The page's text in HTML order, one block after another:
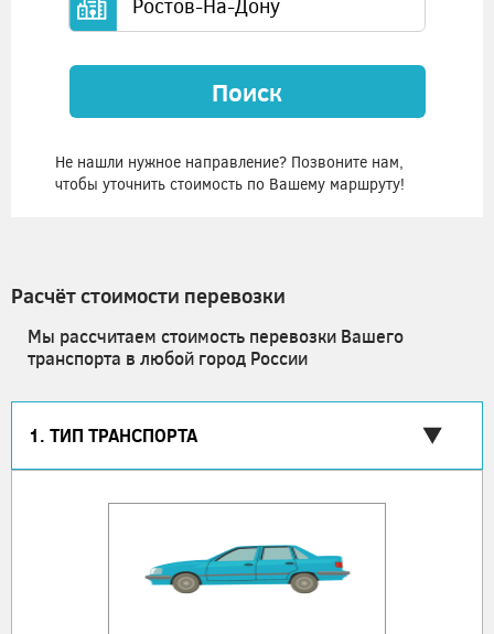
Поиск
Не нашли нужное направление? Позвоните нам,
чтобы уточнить стоимость по Вашему маршруту!
Расчёт стоимости перевозки
Мы рассчитаем стоимость перевозки Вашего
транспорта в любой город России
1. ТИП ТРАНСПОРТА